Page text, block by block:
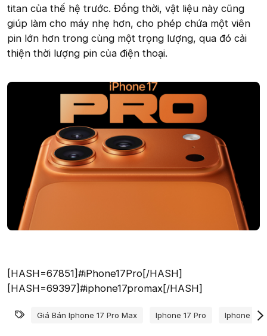
titan của thế hệ trước. Đồng thời, vật liệu này cũng
giúp làm cho máy nhẹ hơn, cho phép chứa một viên
pin lớn hơn trong cùng một trọng lượng, qua đó cải
thiện thời lượng pin của điện thoại.
[HASH=67851]#iPhone17Pro[/HASH]
[HASH=69397]#iphone17promax[/HASH]
Từ khóa
Giá Bán Iphone 17 Pro Max Iphone 17 Pro Iphone 17